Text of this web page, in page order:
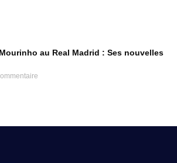
au Real Madrid : Ses nouvelles